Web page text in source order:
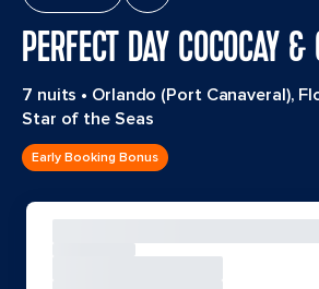
PERFECT DAY COCOCAY
7 nuits • Orlando (Port Canaveral),
Star of the Seas
Early Booking Bonus